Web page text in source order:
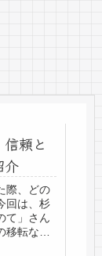
頼と
介
際、どの
回は、杉
て」さん
移転な